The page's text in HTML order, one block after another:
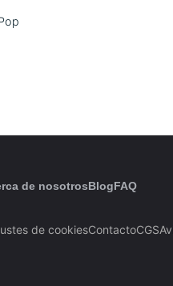
de nosotrosBlogFAQ
de cookiesContactoCGS